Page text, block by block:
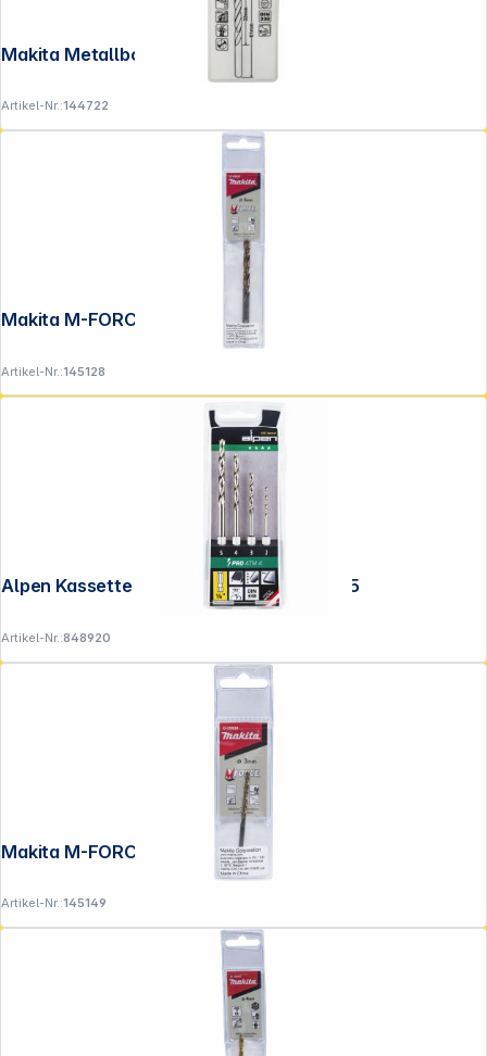
Artikel-Nr.:144722
Makita M-FORCE Bohrer HSS 6.0x93mm
Artikel-Nr.:145128
Alpen Kassette HSS Super ATM 4 2-3-4-5
Artikel-Nr.:848920
Makita M-FORCE Bohrer HSS 3.0x61mm
Artikel-Nr.:145149